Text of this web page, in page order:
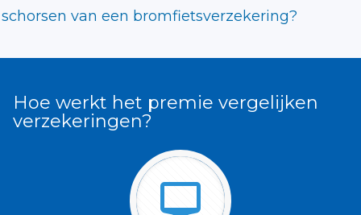
schorsen van een bromfietsverzekering?
Hoe werkt het premie vergelijken
verzekeringen?